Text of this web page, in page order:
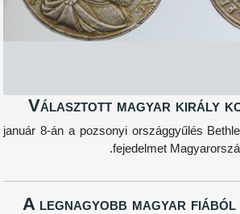
Választott magyar király
1620. január 8-án a pozsonyi országgyűlés
fejedelmet
A legnagyobb magyar